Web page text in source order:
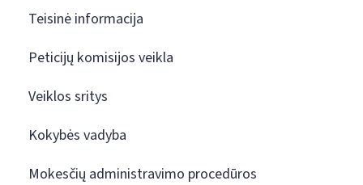
Teisinė informacija
Peticijų komisijos veikla
Veiklos sritys
Kokybės vadyba
Mokesčių administravimo procedūros